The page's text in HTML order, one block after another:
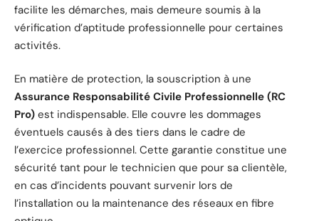
facilite les démarches, mais demeure soumis à la
vérification d’aptitude professionnelle pour certaines
activités.
En matière de protection, la souscription à une
Assurance Responsabilité Civile Professionnelle (RC
Pro) est indispensable. Elle couvre les dommages
éventuels causés à des tiers dans le cadre de
l’exercice professionnel. Cette garantie constitue une
sécurité tant pour le technicien que pour sa clientèle,
en cas d’incidents pouvant survenir lors de
l’installation ou la maintenance des réseaux en fibre